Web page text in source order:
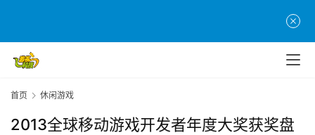
首页 休闲游戏
2013全球移动游戏开发者年度大奖获奖盘